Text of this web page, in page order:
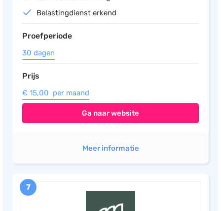
Belastingdienst erkend
Proefperiode
30 dagen
Prijs
€ 15,00 per maand
Ga naar website
Meer informatie
7